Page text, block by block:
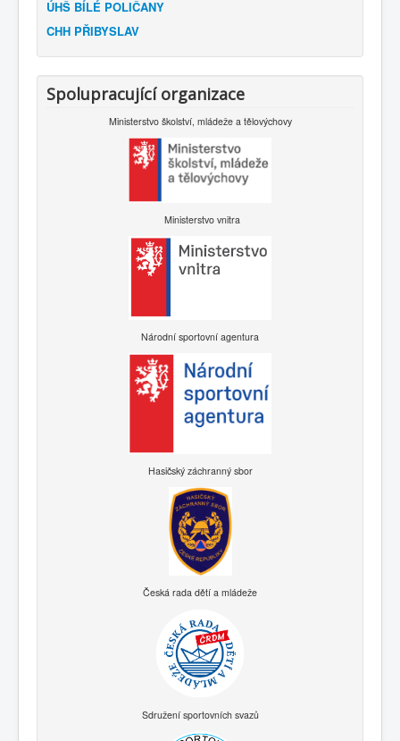
ÚHŠ BÍLÉ POLIČANY
CHH PŘIBYSLAV
Spolupracující organizace
Ministerstvo školství, mládeže a tělovýchovy
Ministerstvo vnitra
Národní sportovní agentura
Hasičský záchranný sbor
Česká rada dětí a mládeže
Sdružení sportovních svazů